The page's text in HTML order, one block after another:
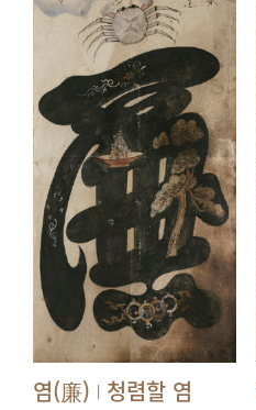
염(廉) | 청렴할 염